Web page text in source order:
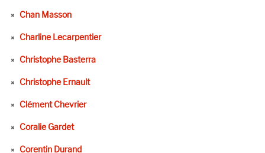
Chan Masson
Charline Lecarpentier
Christophe Basterra
Christophe Ernault
Clément Chevrier
Coralie Gardet
Corentin Durand